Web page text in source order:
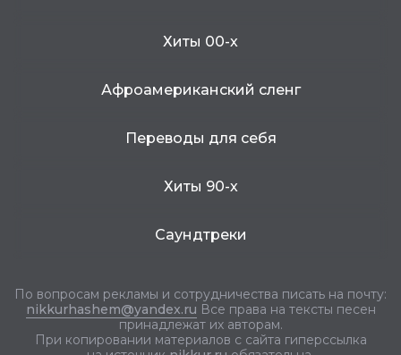
Хиты 00-х
Афроамериканский сленг
Переводы для себя
Хиты 90-х
Саундтреки
По вопросам рекламы и сотрудничества писать на почту:
nikkurhashem@yandex.ru Все права на тексты песен
принадлежат их авторам.
При копировании материалов с сайта гиперссылка